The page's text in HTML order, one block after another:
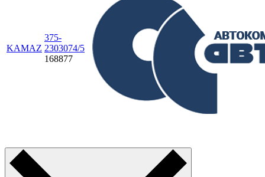
KAMAZ
375-
2303074/5
168877